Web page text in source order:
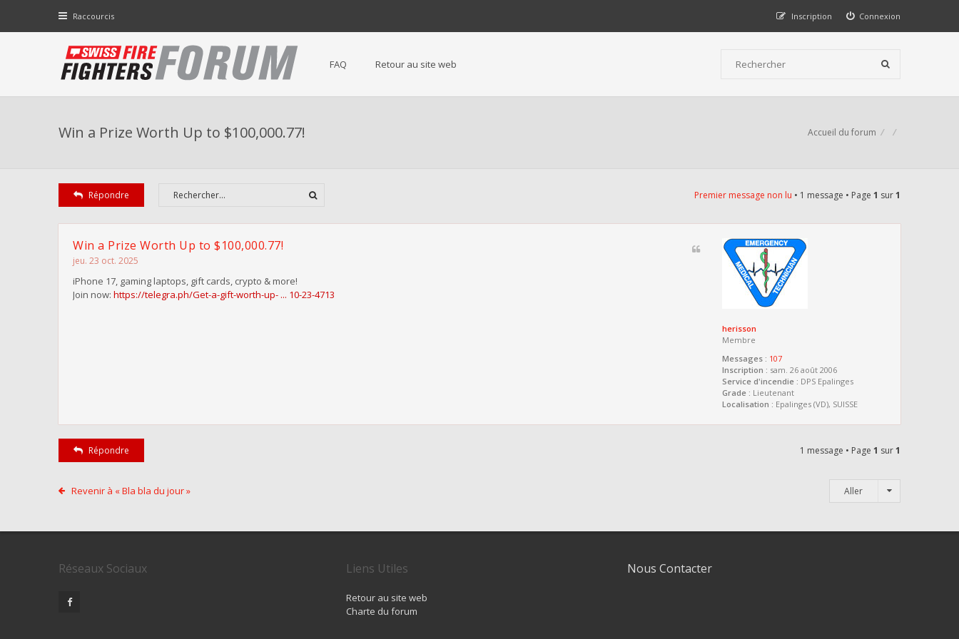
Raccourcis Connexion
Inscription
FAQ Retour au site web
Win a Prize Worth Up to $100,000.77! Accueil du forum
Répondre Premier message non lu • 1 message • Page 1 sur1
herisson
Membre
Messages : 107
Inscription : sam. 26 août 2006
Service d'incendie : DPS Epalinges
Grade : Lieutenant
Localisation : Epalinges (VD), SUISSE
Win a Prize Worth Up to $100,000.77!
jeu. 23 oct. 2025
iPhone 17, gaming laptops, gift cards, crypto & more!
Join now: https://telegra.ph/Get-a-gift-worth-up- ... 10-23-4713
Répondre 1 message • Page 1 sur1
Revenir à « Bla bla du jour » Aller
Réseaux Sociaux Liens Utiles
Retour au site web
Charte du forum
Nous Contacter